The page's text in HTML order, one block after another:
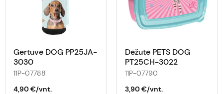
Gertuvė DOG PP25JA-
3030
11P-07788
4,90 €/vnt.
Dėžutė PETS DOG
PT25CH-3022
11P-07790
3,90 €/vnt.